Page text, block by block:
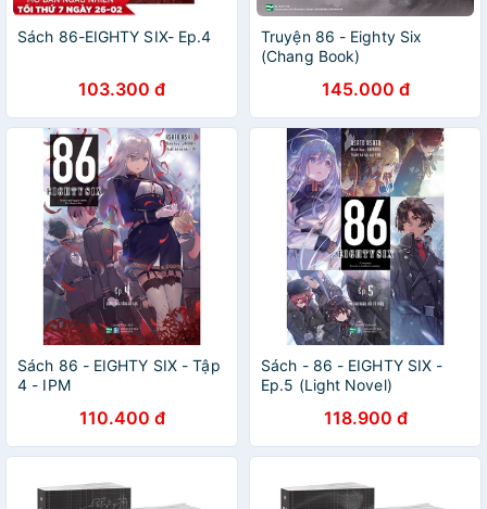
Sách 86-EIGHTY SIX- Ep.4
103.300 đ
Truyện 86 - Eighty Six
(Chang Book)
145.000 đ
Sách 86 - EIGHTY SIX - Tập
4 - IPM
110.400 đ
Sách - 86 - EIGHTY SIX -
Ep.5 (Light Novel)
118.900 đ